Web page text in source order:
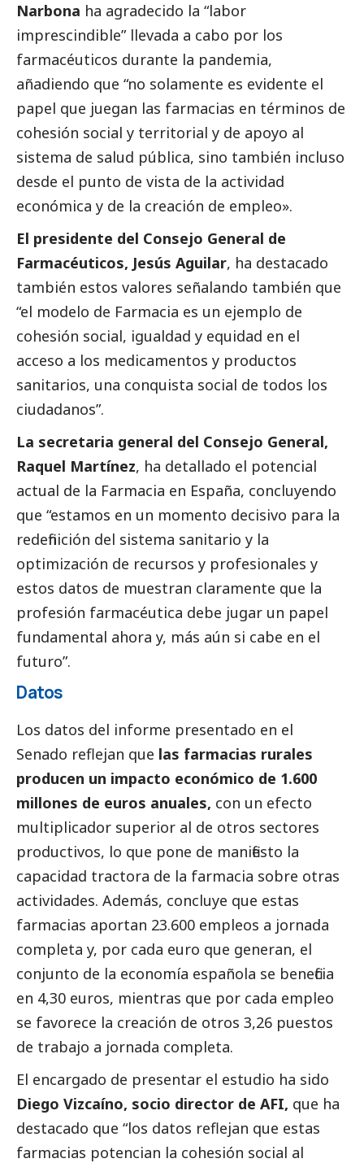
Narbona ha agradecido la “labor
imprescindible” llevada a cabo por los
farmacéuticos durante la pandemia,
añadiendo que “no solamente es evidente el
papel que juegan las farmacias en términos de
cohesión social y territorial y de apoyo al
sistema de salud pública, sino también incluso
desde el punto de vista de la actividad
económica y de la creación de empleo».
El presidente del Consejo General de
Farmacéuticos, Jesús Aguilar, ha destacado
también estos valores señalando también que
“el modelo de Farmacia es un ejemplo de
cohesión social, igualdad y equidad en el
acceso a los medicamentos y productos
sanitarios, una conquista social de todos los
ciudadanos”.
La secretaria general del Consejo General,
Raquel Martínez, ha detallado el potencial
actual de la Farmacia en España, concluyendo
que “estamos en un momento decisivo para la
redefinición del sistema sanitario y la
optimización de recursos y profesionales y
estos datos de muestran claramente que la
profesión farmacéutica debe jugar un papel
fundamental ahora y, más aún si cabe en el
futuro”.
Datos
Los datos del informe presentado en el
Senado reflejan que las farmacias rurales
producen un impacto económico de 1.600
millones de euros anuales, con un efecto
multiplicador superior al de otros sectores
productivos, lo que pone de manifiesto la
capacidad tractora de la farmacia sobre otras
actividades. Además, concluye que estas
farmacias aportan 23.600 empleos a jornada
completa y, por cada euro que generan, el
conjunto de la economía española se beneficia
en 4,30 euros, mientras que por cada empleo
se favorece la creación de otros 3,26 puestos
de trabajo a jornada completa.
El encargado de presentar el estudio ha sido
Diego Vizcaíno, socio director de AFI, que ha
destacado que “los datos reflejan que estas
farmacias potencian la cohesión social al